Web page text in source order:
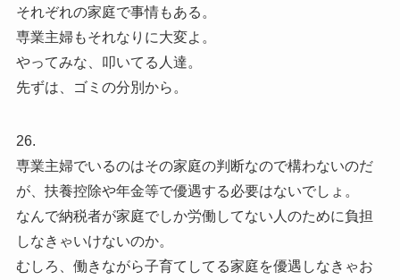
それぞれの家庭で事情もある。
専業主婦もそれなりに大変よ。
やってみな、叩いてる人達。
先ずは、ゴミの分別から。
26.
専業主婦でいるのはその家庭の判断なので構わないのだ
が、扶養控除や年金等で優遇する必要はないでしょ。
なんで納税者が家庭でしか労働してない人のために負担
しなきゃいけないのか。
むしろ、働きながら子育てしてる家庭を優遇しなきゃお